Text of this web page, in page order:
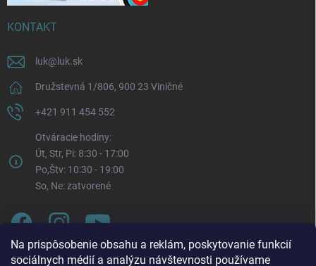
Na prispôsobenie obsahu a reklám, poskytovanie funkcií
sociálnych médií a analýzu návštevnosti používame
KONTAKT
luk@ luk.sk
Družstevná 1/806, 900 23 Viničné
+421 911 454 552
Otváracie hodiny:
Út, Str, Pi: 8:30 - 17:00
Po,Štv: 10:30 - 19:00
So, Ne: zatvorené